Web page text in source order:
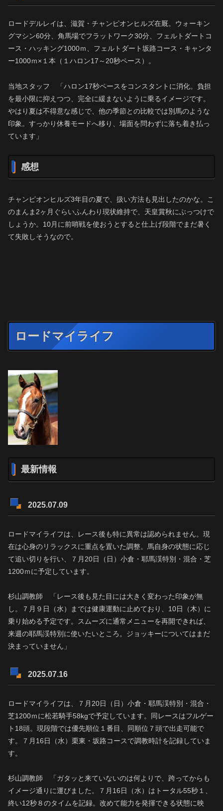
ロードデルレイは、滋賀・チャンピオンヒルズ在厩。ウォーキン
グマシン60分、角馬場でフラットワーク30分、フェルトダートコ
ース・ハッキング1000ｍ、フェルトダート坂路コース・キャンタ
ー1000ｍ×１本（１ハロン17～20秒ペース）。
当地スタッフ 「ハロン17秒ペースをコンスタントに消化。負担
を最小限に抑えつつ、完全に緩まないように乗るイメージです。
やはり夏は不得意な感じで、他の季節との比較では別馬のような
印象。すっかり休養モードへ移り、場面を問わずに落ち着き払っ
ています」
感想
チャンピオンヒルズ3年目の夏で、扱い方法も見出したのかな。こ
のまんま2ヶ月ぐらいふんわり現状維持で、天皇賞秋にぶっつけで
しょうか。10月に前哨戦を使おうとすると仕上げ段階でまだ暑く
て失敗しそうなので。
ロードマイライフ
最新情報
2025.07.09
ロードマイライフは、レース後も特に異常は認められません。現
在は心身のリラックスに重点を置いた調整。馬自身の状態に応じ
て追い切りを行い、７月20日（日）小倉・耶馬渓特別・混合・芝
1200ｍに予定しています。
杉山調教師 「レース後も見た目には大きく変わった印象が無
し。７月９日（水）までは健康運動に止めており、10日（木）に
乗り始める予定です。スムーズに通常メニューを再開できれば、
来週の耶馬渓特別に使いたいところ。ジョッキーについてはまだ
決まっていません」
2025.07.16
ロードマイライフは、７月20日（日）小倉・耶馬渓特別・混合・
芝1200ｍに松若騎手58kgで予定しています。同レースはフルゲー
ト18頭。現段階では優先順位１番目、同順位７頭で出走可能で
す。７月16日（水）栗東・坂路コースで調教時計を記録していま
す。
杉山調教師 「ガタッと来ていないのは何よりで、跨ってからも
イメージ通りに運びました。７月16日（水）はトータル55秒１、
終い12秒８のタイムを記録。改めて能力を発揮できる状態に映